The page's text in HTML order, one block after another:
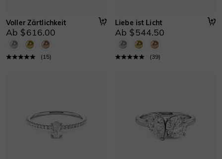
Voller Zärtlichkeit
Ab $616.00
( 15)
Liebe ist Licht
Ab $544.50
(39)